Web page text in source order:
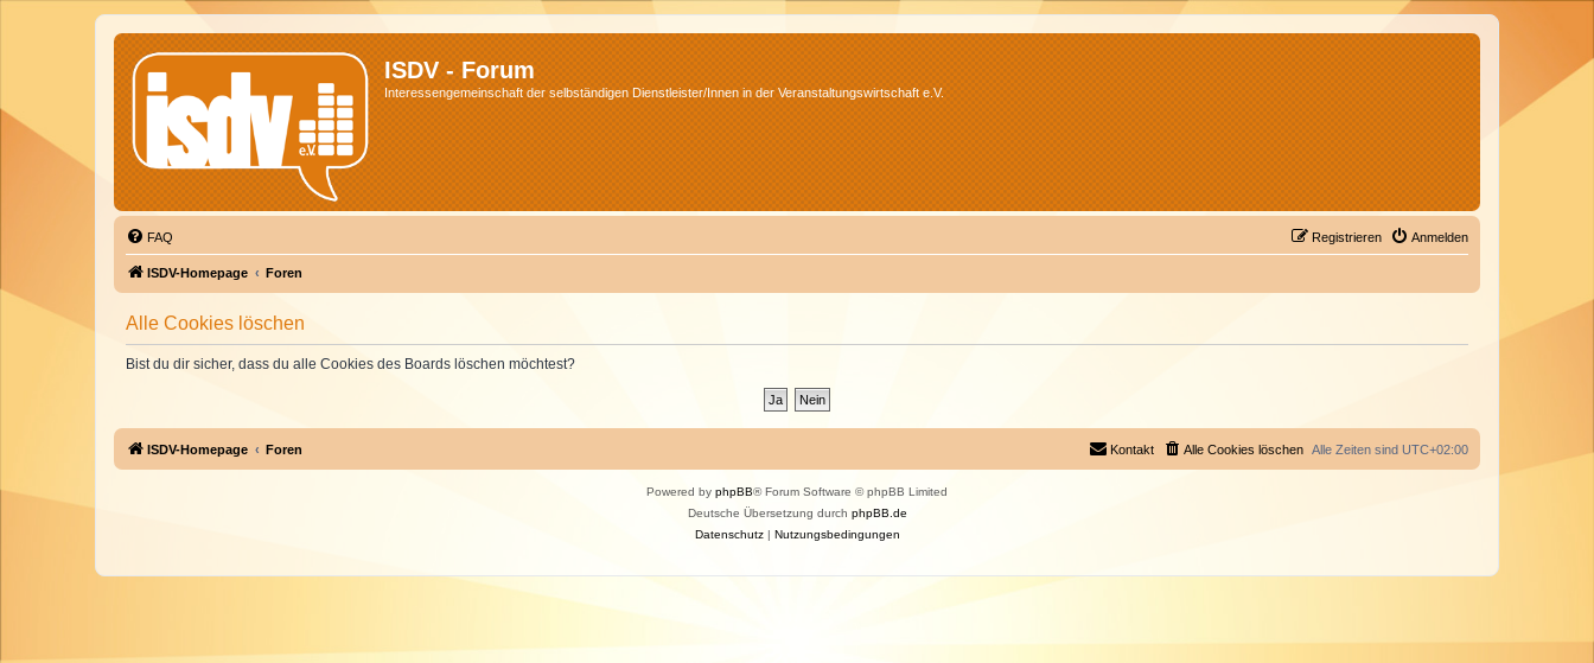
ISDV - Forum
Interessengemeinschaft der selbständigen Dienstleister/Innen in der Veranstaltungswirtschaft e.V.
FAQ Anmelden
Registrieren
ISDV-Homepage Foren
Alle Cookies löschen
Bist du dir sicher, dass du alle Cookies des Boards löschen möchtest?
ISDV-Homepage Foren Alle Zeiten sind UTC+02:00
Alle Cookies löschen
Kontakt
Powered by phpBB® Forum Software © phpBB Limited
Deutsche Übersetzung durch phpBB.de
Datenschutz| Nutzungsbedingungen